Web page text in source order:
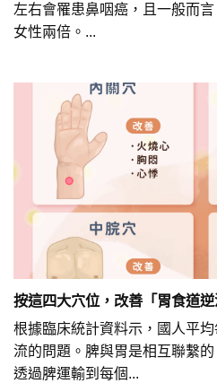
左右會罹患鼻咽癌，且一般而
女性兩倍。...
按這四大穴位，改善「胃食道逆
根據臨床統計資料示，國人平
流的問題。脾與胃是相互聯繫
透過脾運輸到每個...